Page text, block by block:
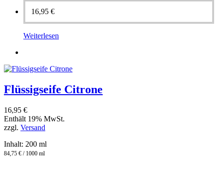
16,95 €
Weiterlesen
Flüssigseife Citrone
16,95 €
Enthält 19% MwSt.
zzgl. Versand
Inhalt: 200 ml
84,75 € / 1000 ml